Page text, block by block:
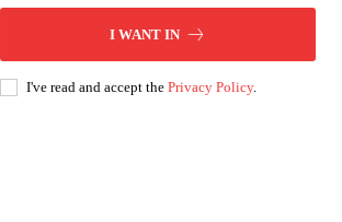
I WANT IN
I've read and accept the Privacy Policy.